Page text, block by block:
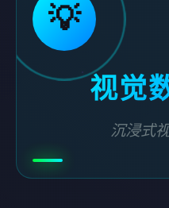
💡
视觉
沉浸式